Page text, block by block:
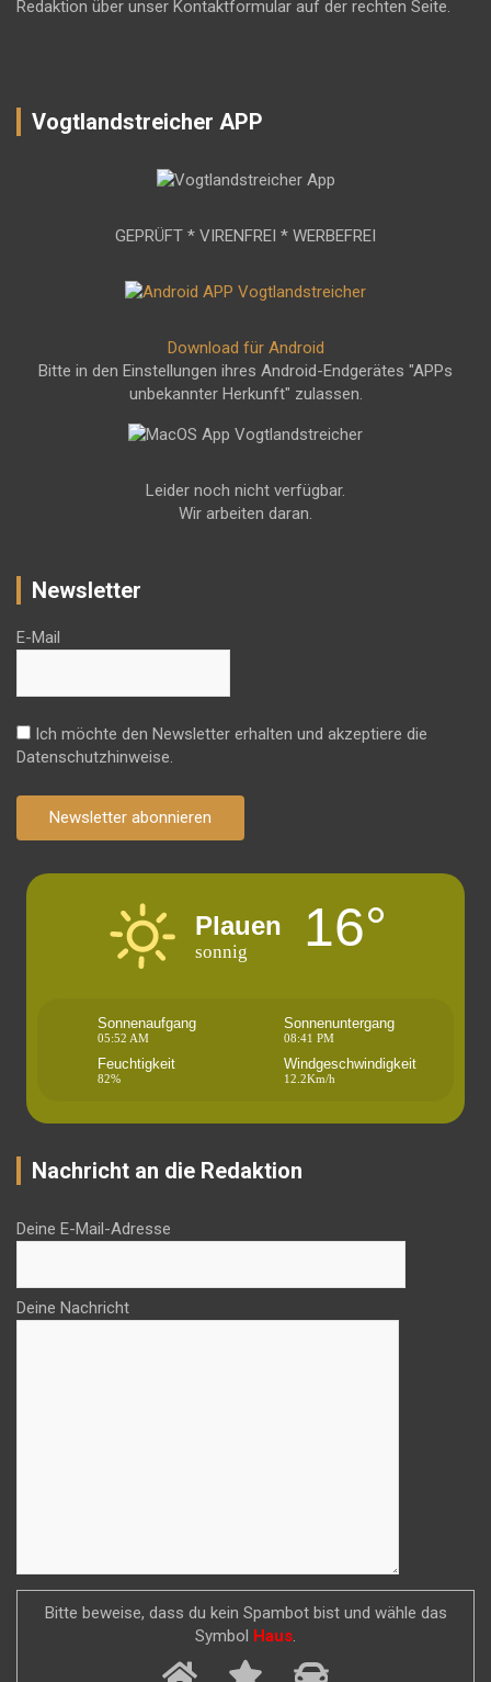
Redaktion über unser Kontaktformular auf der rechten Seite.
Vogtlandstreicher APP
GEPRÜFT * VIRENFREI * WERBEFREI
Download für Android
Bitte in den Einstellungen ihres Android-Endgerätes "APPs
unbekannter Herkunft" zulassen.
Leider noch nicht verfügbar.
Wir arbeiten daran.
Newsletter
E-Mail
Ich möchte den Newsletter erhalten und akzeptiere die
Datenschutzhinweise.
Newsletter abonnieren
Plauen
sonnig 16°
Sonnenaufgang
05:52 AM
Sonnenuntergang
08:41 PM
Feuchtigkeit
82%
Windgeschwindigkeit
12.2Km/h
Nachricht an die Redaktion
Deine E-Mail-Adresse
Deine Nachricht
Bitte beweise, dass du kein Spambot bist und wähle das
Symbol
Haus.